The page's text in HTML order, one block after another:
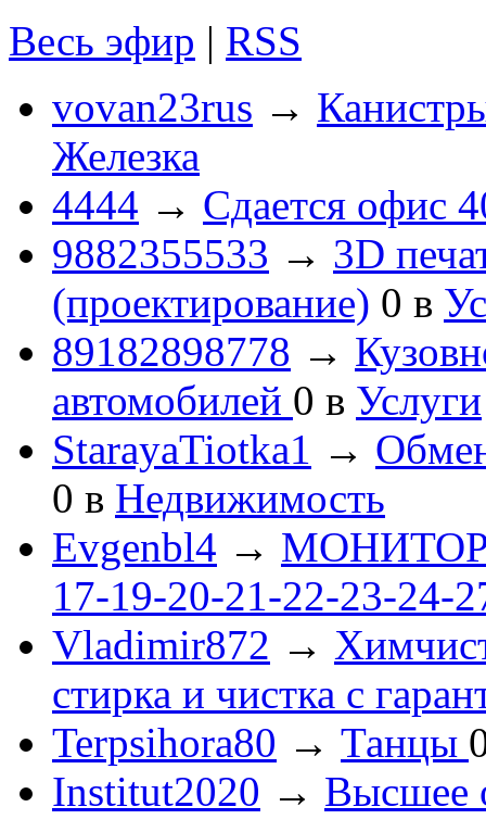
Весь эфир | RSS
vovan23rus →
Железка
4444 → Сдается офис
9882355533 → 3D
(проектирование) 0 в
89182898778 →
автомобилей 0 в Услуги
StarayaTiotka1 →
0 в Недвижимость
Evgenbl4 → МОНИТОРЫ
17-19-20-21-22-23-24-
Vladimir872 →
стирка и чистка с
Terpsihora80 → Танцы
Institut2020 → Высшее